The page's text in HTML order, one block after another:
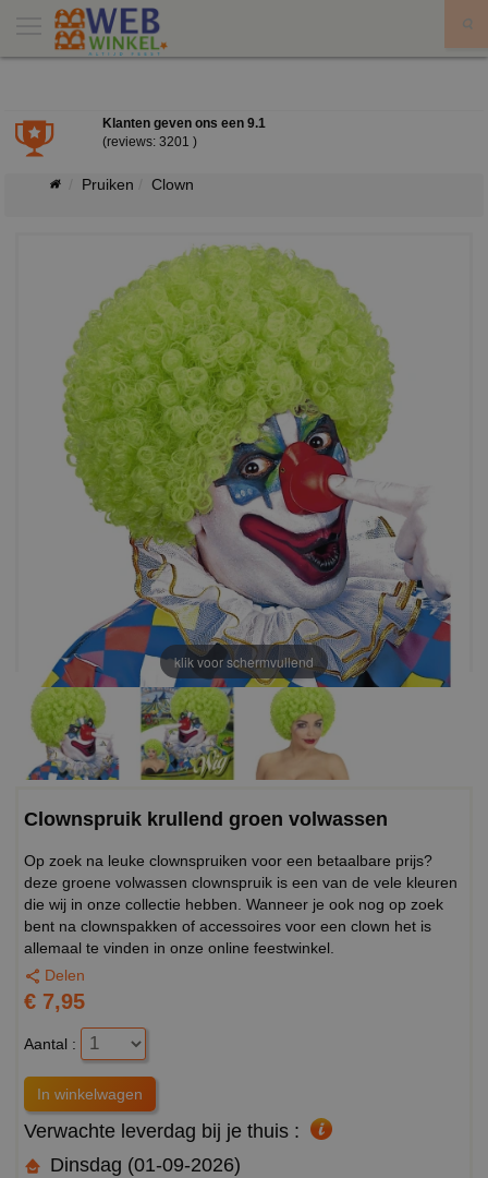
Klanten geven ons een 9.1
(reviews: 3201 )
Pruiken Clown
klik voor schermvullend
Clownspruik krullend groen volwassen
Op zoek na leuke clownspruiken voor een betaalbare prijs?
deze groene volwassen clownspruik is een van de vele kleuren
die wij in onze collectie hebben. Wanneer je ook nog op zoek
bent na clownspakken of accessoires voor een clown het is
allemaal te vinden in onze online feestwinkel.
Delen
€ 7,95
Aantal :
Verwachte leverdag bij je thuis :
Dinsdag (01-09-2026)